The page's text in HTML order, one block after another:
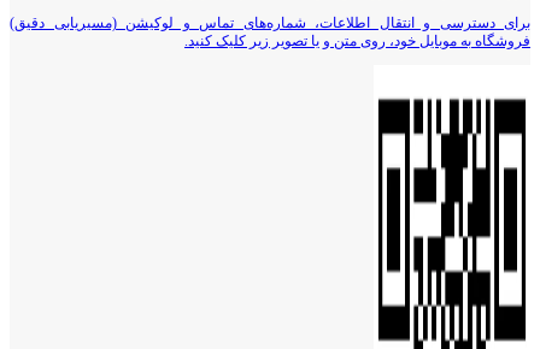
برای دسترسی و انتقال اطلاعات، شماره‌های تماس و لوکیشن (مسیریابی دقیق)
فروشگاه به موبایل خود، روی متن و یا تصویر زیر کلیک کنید.